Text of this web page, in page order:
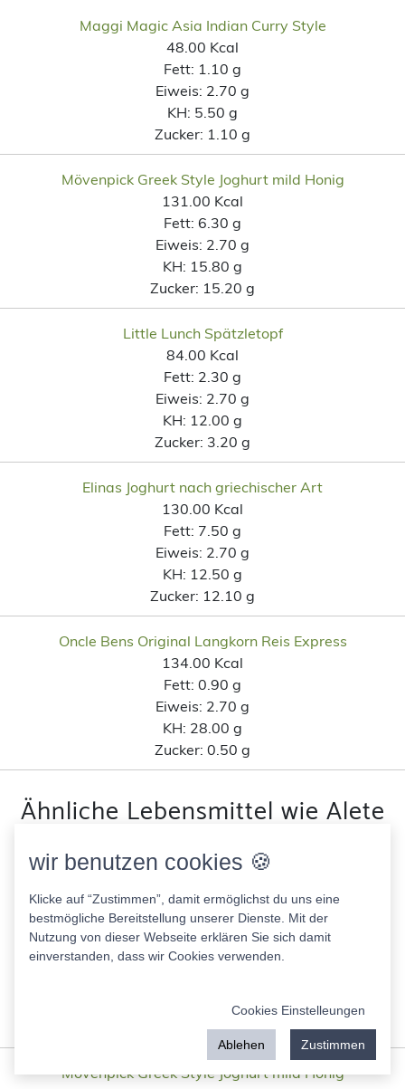
Maggi Magic Asia Indian Curry Style
48.00 Kcal
Fett: 1.10 g
Eiweis: 2.70 g
KH: 5.50 g
Zucker: 1.10 g
Mövenpick Greek Style Joghurt mild Honig
131.00 Kcal
Fett: 6.30 g
Eiweis: 2.70 g
KH: 15.80 g
Zucker: 15.20 g
Little Lunch Spätzletopf
84.00 Kcal
Fett: 2.30 g
Eiweis: 2.70 g
KH: 12.00 g
Zucker: 3.20 g
Elinas Joghurt nach griechischer Art
130.00 Kcal
Fett: 7.50 g
Eiweis: 2.70 g
KH: 12.50 g
Zucker: 12.10 g
Oncle Bens Original Langkorn Reis Express
134.00 Kcal
Fett: 0.90 g
Eiweis: 2.70 g
KH: 28.00 g
Zucker: 0.50 g
Ähnliche Lebensmittel wie Alete
Abendbrei Banane-Schoko nach
Kohlenhydratanteil
Maggi Magic Asia Indian Curry Style
48.00 Kcal
Fett:1.10 g
5.50 g
1.10 g
Mövenpick Greek Style Joghurt mild Honig
wir benutzen cookies 🍪
Klicke auf “Zustimmen”, damit ermöglichst du uns eine
bestmögliche Bereitstellung unserer Dienste. Mit der
Nutzung von dieser Webseite erklären Sie sich damit
einverstanden, dass wir Cookies verwenden.
Cookies Einstelleungen
Ablehen Zustimmen